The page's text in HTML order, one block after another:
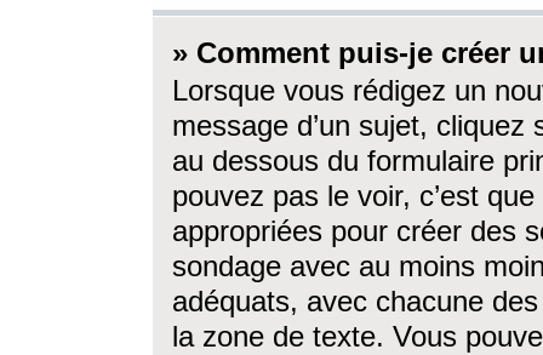
» Comment puis-je créer
Lorsque vous rédigez un
message d’un sujet, cliquez
au dessous du formulaire
pouvez pas le voir, c’est
appropriées pour créer des
sondage avec au moins
adéquats, avec chacune
la zone de texte. Vous